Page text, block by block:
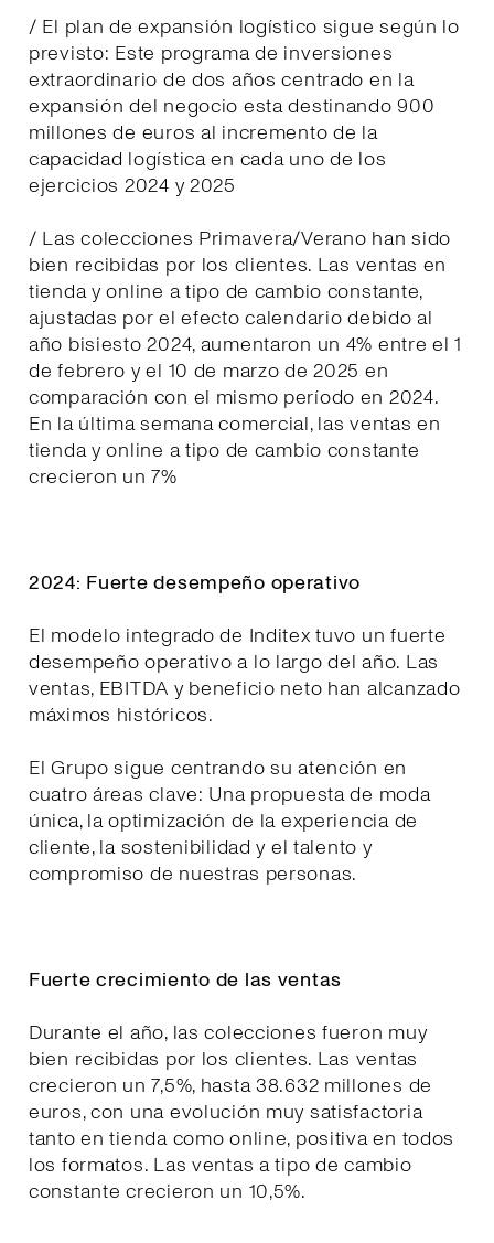
/ El plan de expansión logístico sigue según lo
previsto: Este programa de inversiones
extraordinario de dos años centrado en la
expansión del negocio esta destinando 900
millones de euros al incremento de la
capacidad logística en cada uno de los
ejercicios 2024 y 2025
/ Las colecciones Primavera/Verano han sido
bien recibidas por los clientes. Las ventas en
tienda y online a tipo de cambio constante,
ajustadas por el efecto calendario debido al
año bisiesto 2024, aumentaron un 4% entre el 1
de febrero y el 10 de marzo de 2025 en
comparación con el mismo período en 2024.
En la última semana comercial, las ventas en
tienda y online a tipo de cambio constante
crecieron un 7%
2024: Fuerte desempeño operativo
El modelo integrado de Inditex tuvo un fuerte
desempeño operativo a lo largo del año. Las
ventas, EBITDA y beneficio neto han alcanzado
máximos históricos.
El Grupo sigue centrando su atención en
cuatro áreas clave: Una propuesta de moda
única, la optimización de la experiencia de
cliente, la sostenibilidad y el talento y
compromiso de nuestras personas.
Fuerte crecimiento de las ventas
Durante el año, las colecciones fueron muy
bien recibidas por los clientes. Las ventas
crecieron un 7,5%, hasta 38.632 millones de
euros, con una evolución muy satisfactoria
tanto en tienda como online, positiva en todos
los formatos. Las ventas a tipo de cambio
constante crecieron un 10,5%.